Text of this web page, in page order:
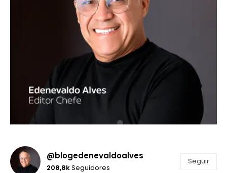
@blogedenevaldoalves
208,8kSeguidores
Seguir